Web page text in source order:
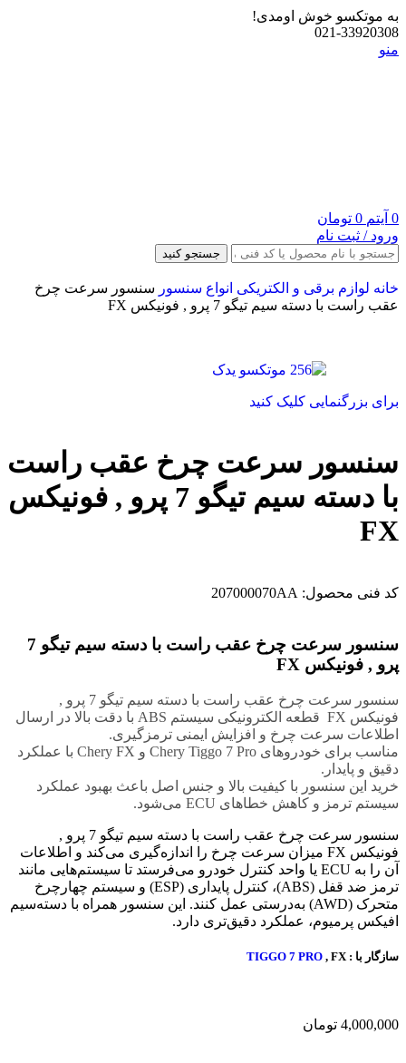
به موتکسو خوش اومدی!
021-33920308
منو
0 آیتم 0 تومان
ورود / ثبت نام
جستجو کنید
خانه لوازم برقی و الکتریکی انواع سنسور سنسور سرعت چرخ
عقب راست با دسته سیم تیگو 7 پرو , فونیکس FX
برای بزرگنمایی کلیک کنید
سنسور سرعت چرخ عقب راست
با دسته سیم تیگو 7 پرو , فونیکس
FX
کد فنی محصول: 207000070AA
سنسور سرعت چرخ عقب راست با دسته سیم تیگو 7
پرو , فونیکس FX
سنسور سرعت چرخ عقب راست با دسته سیم تیگو 7 پرو ,
فونیکس FX قطعه الکترونیکی سیستم ABS با دقت بالا در ارسال
اطلاعات سرعت چرخ و افزایش ایمنی ترمزگیری.
مناسب برای خودروهای Chery Tiggo 7 Pro و Chery FX با عملکرد
دقیق و پایدار.
خرید این سنسور با کیفیت بالا و جنس اصل باعث بهبود عملکرد
سیستم ترمز و کاهش خطاهای ECU می‌شود.
سنسور سرعت چرخ عقب راست با دسته سیم تیگو 7 پرو ,
فونیکس FX میزان سرعت چرخ را اندازه‌گیری می‌کند و اطلاعات
آن را به ECU یا واحد کنترل خودرو می‌فرستد تا سیستم‌هایی مانند
ترمز ضد قفل (ABS)، کنترل پایداری (ESP) و سیستم چهارچرخ
متحرک (AWD) به‌درستی عمل کنند. این سنسور همراه با دسته‌سیم
افیکس پرمیوم، عملکرد دقیق‌تری دارد.
سازگار با : TIGGO 7 PRO , FX
4,000,000 تومان